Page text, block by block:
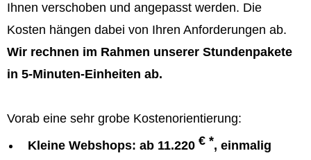
Ihnen verschoben und angepasst werden. Die
Kosten hängen dabei von Ihren Anforderungen ab.
Wir rechnen im Rahmen unserer Stundenpakete
in 5-Minuten-Einheiten ab.
Vorab eine sehr grobe Kostenorientierung:
Kleine Webshops: ab 11.220 € *, einmalig